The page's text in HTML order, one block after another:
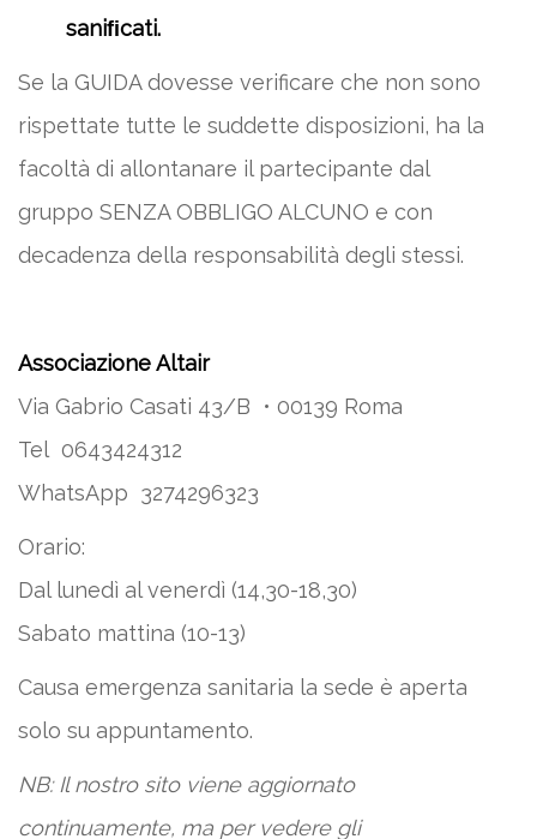
saniﬁcati.
Se la GUIDA dovesse verificare che non sono
rispettate tutte le suddette disposizioni, ha la
facoltà di allontanare il partecipante dal
gruppo SENZA OBBLIGO ALCUNO e con
decadenza della responsabilità degli stessi.
Associazione Altair
Via Gabrio Casati 43/B • 00139 Roma
Tel 0643424312
WhatsApp 3274296323
Orario:
Dal lunedì al venerdì (14,30-18,30)
Sabato mattina (10-13)
Causa emergenza sanitaria la sede è aperta
solo su appuntamento.
NB: Il nostro sito viene aggiornato
continuamente, ma per vedere gli